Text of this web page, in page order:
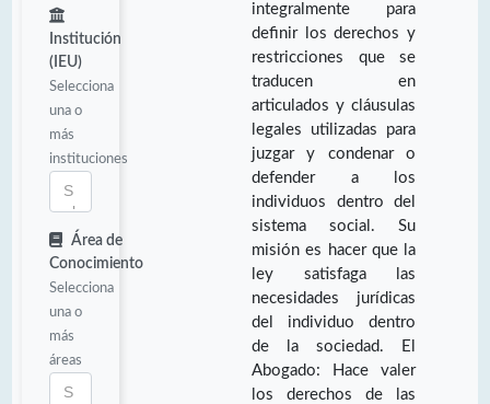
Institución
(IEU)
Selecciona
una o
más
instituciones
Área de
Conocimiento
Selecciona
una o
más
áreas
integralmente para
definir los derechos y
restricciones que se
traducen en
articulados y cláusulas
legales utilizadas para
juzgar y condenar o
defender a los
individuos dentro del
sistema social. Su
misión es hacer que la
ley satisfaga las
necesidades jurídicas
del individuo dentro
de la sociedad. El
Abogado: Hace valer
los derechos de las